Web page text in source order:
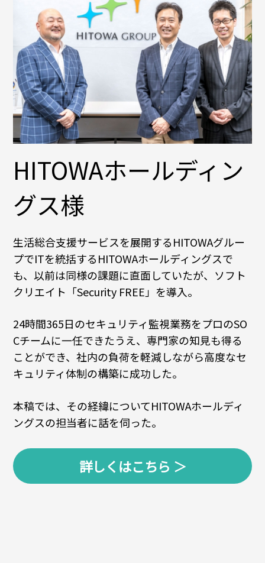
HITOWAホールディン
グス様
生活総合支援サービスを展開するHITOWAグルー
プでITを統括するHITOWAホールディングスで
も、以前は同様の課題に直面していたが、ソフト
クリエイト「Security FREE」を導入。
24時間365日のセキュリティ監視業務をプロのSO
Cチームに一任できたうえ、専門家の知見も得る
ことができ、社内の負荷を軽減しながら高度なセ
キュリティ体制の構築に成功した。
本稿では、その経緯についてHITOWAホールディ
ングスの担当者に話を伺った。
詳しくはこちら ＞